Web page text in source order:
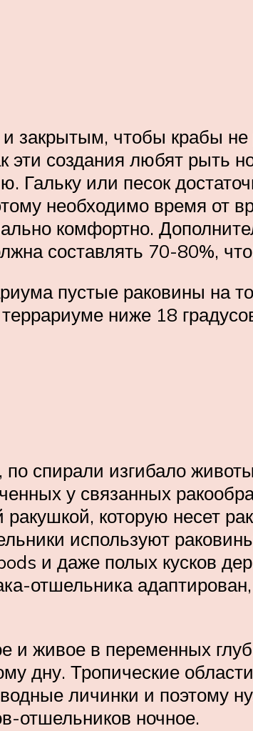
чтобы крабы не
создания любят рыть
Гальку или песок
необходимо время от
комфортно.
составлять 70-80%,
пустые раковины на
ниже 18
спирали изгибало
у связанных
которую несет
используют
и даже полых кусков
отшельника
и живое в переменных
дну. Тропические
личинки и поэтому
отшельников ночное.